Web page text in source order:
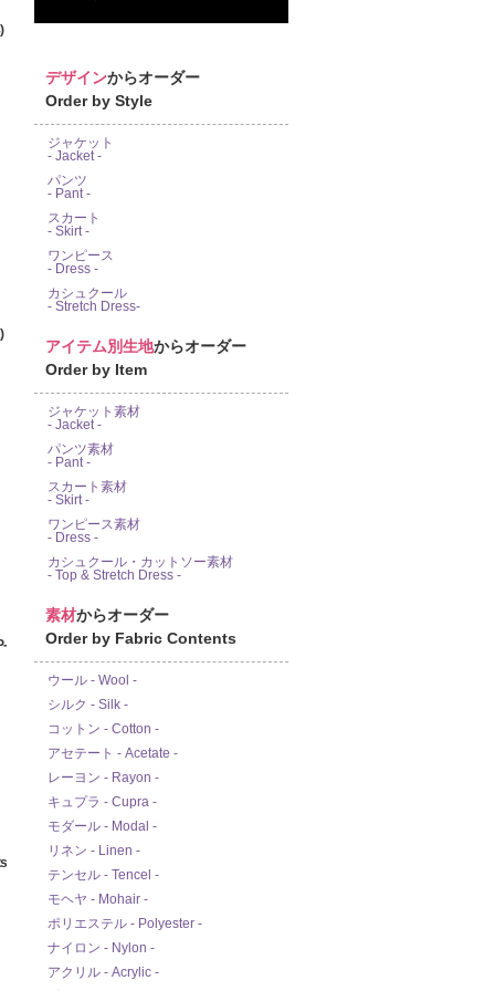
デザインからオーダー
Order by Style
ジャケット
- Jacket -
パンツ
- Pant -
スカート
- Skirt -
ワンピース
- Dress -
カシュクール
- Stretch Dress-
アイテム別生地からオーダー
Order by Item
ジャケット素材
- Jacket -
パンツ素材
- Pant -
スカート素材
- Skirt -
ワンピース素材
- Dress -
カシュクール・カットソー素材
- Top & Stretch Dress -
素材からオーダー
Order by Fabric Contents
ウール - Wool -
シルク - Silk -
コットン - Cotton -
アセテート - Acetate -
レーヨン - Rayon -
キュプラ - Cupra -
モダール - Modal -
リネン - Linen -
テンセル - Tencel -
モヘヤ - Mohair -
ポリエステル - Polyester -
ナイロン - Nylon -
アクリル - Acrylic -